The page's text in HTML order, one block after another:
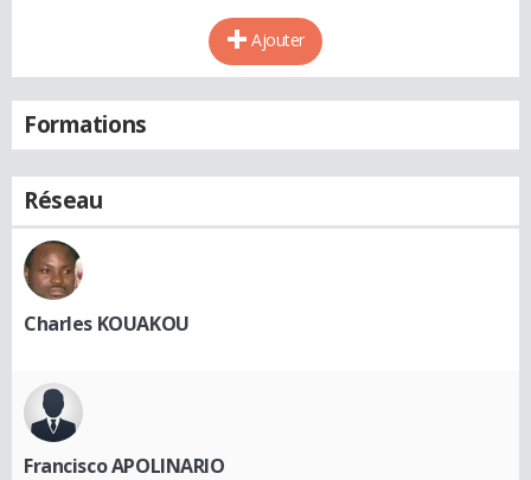
Ajouter
Formations
Réseau
Charles KOUAKOU
Francisco APOLINARIO